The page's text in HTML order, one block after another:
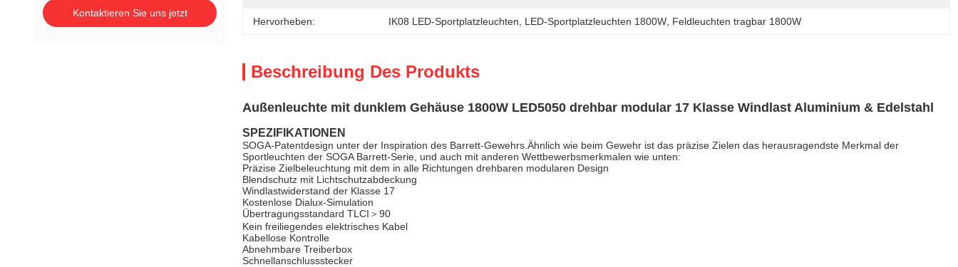
Kontaktieren Sie uns jetzt
Hervorheben: IK08 LED-Sportplatzleuchten LED-Sportplatzleuchten 1800W, Feldleuchten tragbar 1800W
Beschreibung Des Produkts
Außenleuchte mit dunklem Gehäuse 1800W LED5050 drehbar modular 17 Klasse Windlast Aluminium & Edelstahl
SPEZIFIKATIONEN
SOGA-Patentdesign unter der Inspiration des Barrett-Gewehrs.Ähnlich wie beim Gewehr ist das präzise Zielen das herausragendste Merkmal der
Sportleuchten der SOGA Barrett-Serie, und auch mit anderen Wettbewerbsmerkmalen wie unten:
Präzise Zielbeleuchtung mit dem in alle Richtungen drehbaren modularen Design
Blendschutz mit Lichtschutzabdeckung
Windlastwiderstand der Klasse 17
Kostenlose Dialux-Simulation
Übertragungsstandard TLCI＞90
Kein freiliegendes elektrisches Kabel
Kabellose Kontrolle
Abnehmbare Treiberbox
Schnellanschlussstecker